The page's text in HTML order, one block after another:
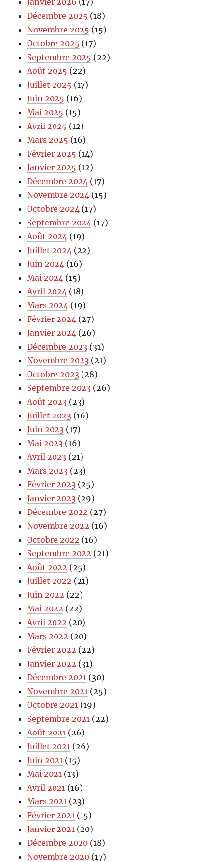
Décembre 2025 (18)
Novembre 2025 (15)
Octobre 2025 (17)
Septembre 2025 (22)
Août 2025 (22)
Juillet 2025 (17)
Juin 2025 (16)
Mai 2025 (15)
Avril 2025 (12)
Mars 2025 (16)
Février 2025 (14)
Janvier 2025 (12)
Décembre 2024 (17)
Novembre 2024 (15)
Octobre 2024 (17)
Septembre 2024 (17)
Août 2024 (19)
Juillet 2024 (22)
Juin 2024 (16)
Mai 2024 (15)
Avril 2024 (18)
Mars 2024 (19)
Février 2024 (27)
Janvier 2024 (26)
Décembre 2023 (31)
Novembre 2023 (21)
Octobre 2023 (28)
Septembre 2023 (26)
Août 2023 (23)
Juillet 2023 (16)
Juin 2023 (17)
Mai 2023 (16)
Avril 2023 (21)
Mars 2023 (23)
Février 2023 (25)
Janvier 2023 (29)
Décembre 2022 (27)
Novembre 2022 (16)
Octobre 2022 (16)
Septembre 2022 (21)
Août 2022 (25)
Juillet 2022 (21)
Juin 2022 (22)
Mai 2022 (22)
Avril 2022 (20)
Mars 2022 (20)
Février 2022 (22)
Janvier 2022 (31)
Décembre 2021 (30)
Novembre 2021 (25)
Octobre 2021 (19)
Septembre 2021 (22)
Août 2021 (26)
Juillet 2021 (26)
Juin 2021 (15)
Mai 2021 (13)
Avril 2021 (16)
Mars 2021 (23)
Février 2021 (15)
Janvier 2021 (20)
Décembre 2020 (18)
Novembre 2020 (17)